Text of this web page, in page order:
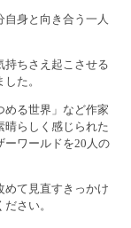
身と向き合う一人
持ちさえ起こさせる
た。
める世界」など作家
晴らしく感じられた
ーワールドを20人の
めて見直すきっかけ
さい。